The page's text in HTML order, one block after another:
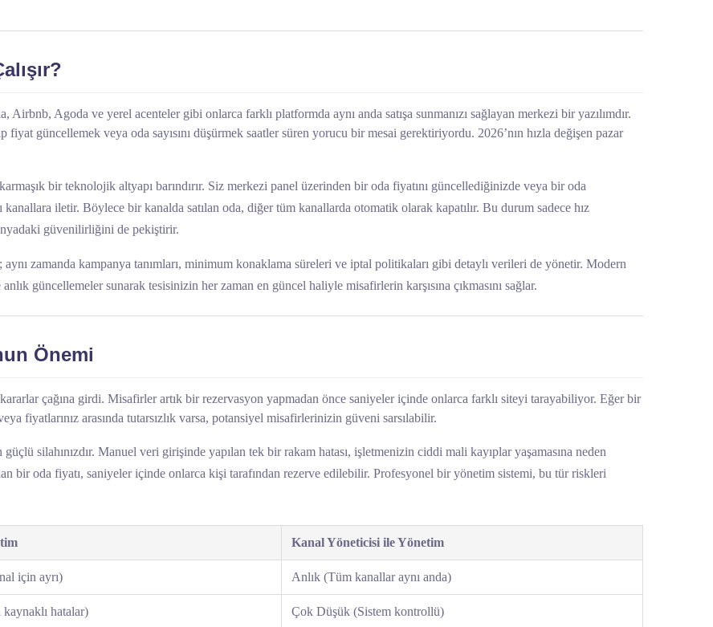
Agoda ve yerel acenteler gibi onlarca farklı platformda aynı anda satışa sunmanızı sağlayan merkezi bir yazılımdır.
güncellemek veya oda sayısını düşürmek saatler süren yorucu bir mesai gerektiriyordu. 2026’nın hızla değişen pazar
bir teknolojik altyapı barındırır. Siz merkezi panel üzerinden bir oda fiyatını güncellediğinizde veya bir oda
iletir. Böylece bir kanalda satılan oda, diğer tüm kanallarda otomatik olarak kapatılır. Bu durum sadece hız
güvenilirliğini de pekiştirir.
zamanda kampanya tanımları, minimum konaklama süreleri ve iptal politikaları gibi detaylı verileri de yönetir. Modern
güncellemeler sunarak tesisinizin her zaman en güncel haliyle misafirlerin karşısına çıkmasını sağlar.
Önemi
çağına girdi. Misafirler artık bir rezervasyon yapmadan önce saniyeler içinde onlarca farklı siteyi tarayabiliyor. Eğer bir
fiyatlarınız arasında tutarsızlık varsa, potansiyel misafirlerinizin güveni sarsılabilir.
silahınızdır. Manuel veri girişinde yapılan tek bir rakam hatası, işletmenizin ciddi mali kayıplar yaşamasına neden
bir oda fiyatı, saniyeler içinde onlarca kişi tarafından rezerve edilebilir. Profesyonel bir yönetim sistemi, bu tür riskleri
Kanal Yöneticisi ile Yönetim
için ayrı) Anlık (Tüm kanallar aynı anda)
hatalar) Çok Düşük (Sistem kontrollü)